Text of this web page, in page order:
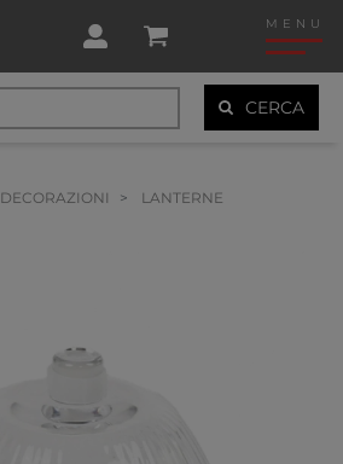
MENU
CERCA
DECORAZIONI LANTERNE